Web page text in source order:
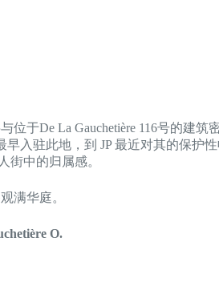
位于De La Gauchetière 116号的建
入驻此地，到 JP 最近对其的保
街中的归属感。
满华庭。
O.